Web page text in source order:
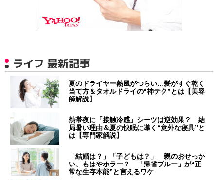
ライフ 最新記事
夏のドライヤー熱風がつらい…髪がすぐ乾く
当て方＆タオルドライの“神テク”とは【美容
師解説】
熱帯夜に「接触冷感」シーツは逆効果？ 結
局暑い理由＆夏の快眠に導く“意外な寝具”と
は【専門家解説】
「結婚は？」「子どもは？」 親のおせっか
い、もはやホラー？ 「帰省ブルー」が“正
常な生存本能”と言えるワケ